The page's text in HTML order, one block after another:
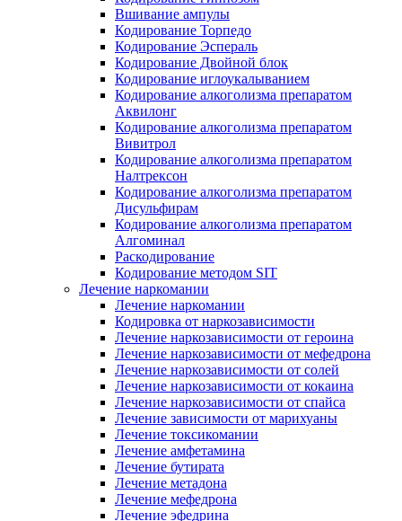
Вшивание ампулы
Кодирование Торпедо
Кодирование Эспераль
Кодирование Двойной блок
Кодирование иглоукалыванием
Кодирование алкоголизма препаратом
Аквилонг
Кодирование алкоголизма препаратом
Вивитрол
Кодирование алкоголизма препаратом
Налтрексон
Кодирование алкоголизма препаратом
Дисульфирам
Кодирование алкоголизма препаратом
Алгоминал
Раскодирование
Кодирование методом SIT
Лечение наркомании
Лечение наркомании
Кодировка от наркозависимости
Лечение наркозависимости от героина
Лечение наркозависимости от мефедрона
Лечение наркозависимости от солей
Лечение наркозависимости от кокаина
Лечение наркозависимости от спайса
Лечение зависимости от марихуаны
Лечение токсикомании
Лечение амфетамина
Лечение бутирата
Лечение метадона
Лечение мефедрона
Лечение эфедрина